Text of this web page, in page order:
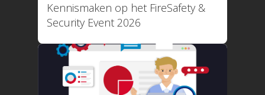
Kennismaken op het FireSafety &
Security Event 2026
Applicatie is online!
Uptime afgelopen 30
100,000%